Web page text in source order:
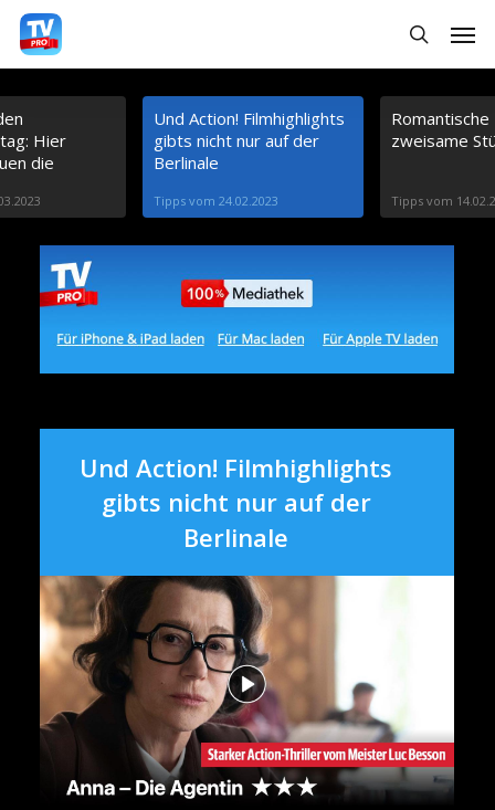
i
p
t
o
search
Menu
Hier
die
Und Action! Filmhighlights
gibts nicht nur auf der
Berlinale
Tipps vom 24.02.2023
Romantische
zweisame
Tipps vom
Und Action! Filmhighlights
gibts nicht nur auf der
Berlinale